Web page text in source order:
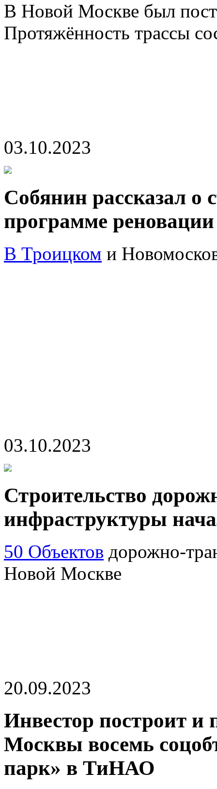
В Новой Москве был
Протяжённость трассы
03.10.2023
Собянин рассказал о
программе
В Троицком и
03.10.2023
Строительство
инфраструктуры
50 Объектов дорожно-
Новой Москве
20.09.2023
Инвестор построит и
Москвы восемь
парк» в ТиНАО